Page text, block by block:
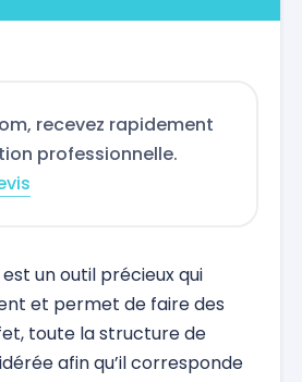
recevez rapidement
professionnelle.
est un outil précieux qui
et permet de faire des
toute la structure de
afin qu’il corresponde